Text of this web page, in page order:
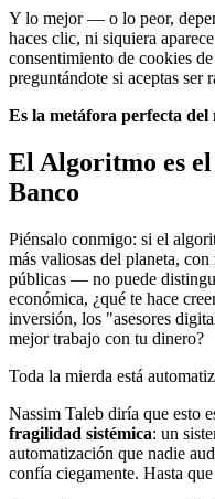
Y lo mejor — o lo peor,
haces clic, ni siquiera
consentimiento de cookies
preguntándote si aceptas ser
Es la metáfora perfecta
El Algoritmo es
Banco
Piénsalo conmigo: si el
más valiosas del planeta,
públicas — no puede
económica, ¿qué te hace
inversión, los "asesores
mejor trabajo con tu dinero?
Toda la mierda está
Nassim Taleb diría que esto
fragilidad sistémica: un
automatización que nadie
confía ciegamente. Hasta